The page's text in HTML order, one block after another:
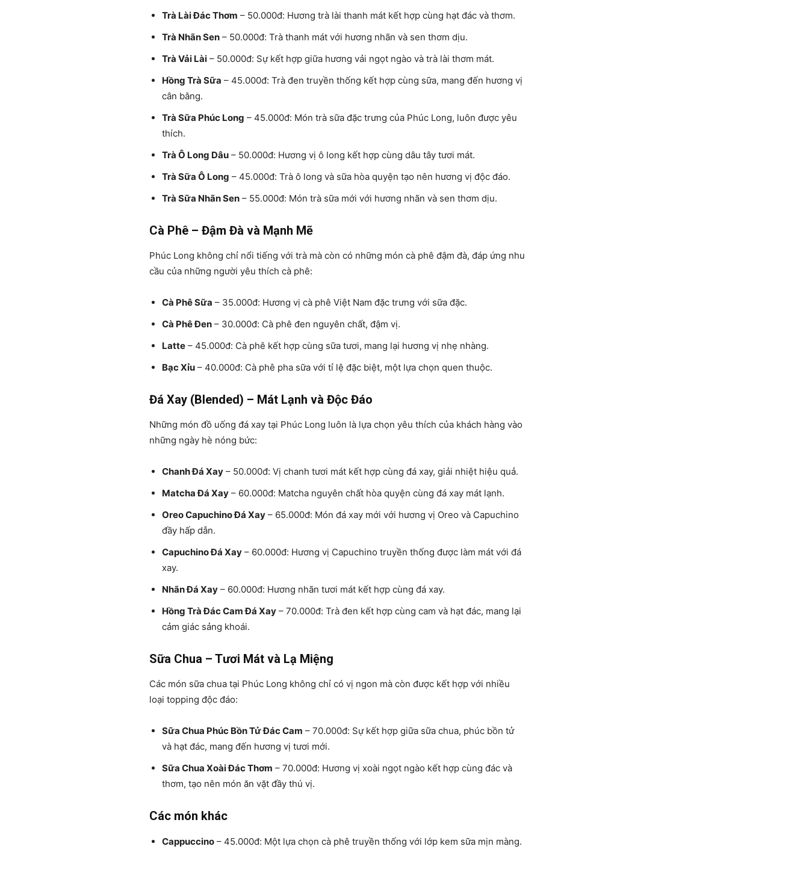
Trà Lài Đác Thơm – 50.000đ: Hương trà lài thanh mát kết hợp cùng hạt đác và thơm.
Trà Nhãn Sen – 50.000đ: Trà thanh mát với hương nhãn và sen thơm dịu.
Trà Vải Lài – 50.000đ: Sự kết hợp giữa hương vải ngọt ngào và trà lài thơm mát.
Hồng Trà Sữa – 45.000đ: Trà đen truyền thống kết hợp cùng sữa, mang đến hương vị
cân bằng.
Trà Sữa Phúc Long – 45.000đ: Món trà sữa đặc trưng của Phúc Long, luôn được yêu
thích.
Trà Ô Long Dâu – 50.000đ: Hương vị ô long kết hợp cùng dâu tây tươi mát.
Trà Sữa Ô Long – 45.000đ: Trà ô long và sữa hòa quyện tạo nên hương vị độc đáo.
Trà Sữa Nhãn Sen – 55.000đ: Món trà sữa mới với hương nhãn và sen thơm dịu.
Cà Phê – Đậm Đà và Mạnh Mẽ
Phúc Long không chỉ nổi tiếng với trà mà còn có những món cà phê đậm đà, đáp ứng nhu
cầu của những người yêu thích cà phê:
Cà Phê Sữa – 35.000đ: Hương vị cà phê Việt Nam đặc trưng với sữa đặc.
Cà Phê Đen – 30.000đ: Cà phê đen nguyên chất, đậm vị.
Latte – 45.000đ: Cà phê kết hợp cùng sữa tươi, mang lại hương vị nhẹ nhàng.
Bạc Xỉu – 40.000đ: Cà phê pha sữa với tỉ lệ đặc biệt, một lựa chọn quen thuộc.
Đá Xay (Blended) – Mát Lạnh và Độc Đáo
Những món đồ uống đá xay tại Phúc Long luôn là lựa chọn yêu thích của khách hàng vào
những ngày hè nóng bức:
Chanh Đá Xay – 50.000đ: Vị chanh tươi mát kết hợp cùng đá xay, giải nhiệt hiệu quả.
Matcha Đá Xay – 60.000đ: Matcha nguyên chất hòa quyện cùng đá xay mát lạnh.
Oreo Capuchino Đá Xay – 65.000đ: Món đá xay mới với hương vị Oreo và Capuchino
đầy hấp dẫn.
Capuchino Đá Xay – 60.000đ: Hương vị Capuchino truyền thống được làm mát với đá
xay.
Nhãn Đá Xay – 60.000đ: Hương nhãn tươi mát kết hợp cùng đá xay.
Hồng Trà Đác Cam Đá Xay – 70.000đ: Trà đen kết hợp cùng cam và hạt đác, mang lại
cảm giác sảng khoái.
Sữa Chua – Tươi Mát và Lạ Miệng
Các món sữa chua tại Phúc Long không chỉ có vị ngon mà còn được kết hợp với nhiều
loại topping độc đáo:
Sữa Chua Phúc Bồn Tử Đác Cam – 70.000đ: Sự kết hợp giữa sữa chua, phúc bồn tử
và hạt đác, mang đến hương vị tươi mới.
Sữa Chua Xoài Đác Thơm – 70.000đ: Hương vị xoài ngọt ngào kết hợp cùng đác và
thơm, tạo nên món ăn vặt đầy thú vị.
Các món khác
Cappuccino – 45.000đ: Một lựa chọn cà phê truyền thống với lớp kem sữa mịn màng.